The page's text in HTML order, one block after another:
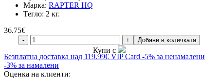
Марка: RAPTER HQ
Тегло: 2 кг.
36.75€
- + Добави в количката
Купи с
Безплатна доставка над 119.99€ VIP Card -5% за ненамалени
-3% за намалени
Оценка на клиенти: